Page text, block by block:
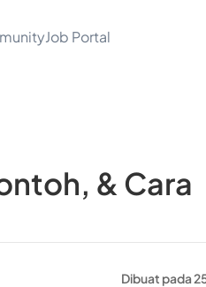
Job Portal
& Cara
Dibuat pada